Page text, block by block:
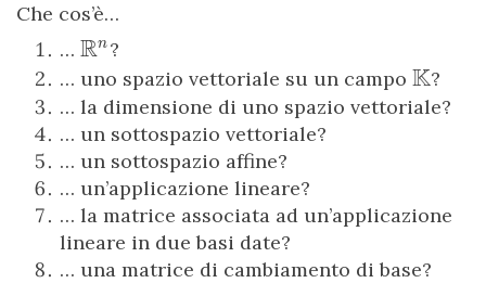
Che cos’è…
… \mathbb
R^n
Rn ?
… uno spazio vettoriale su un campo
K
K?
… la dimensione di uno spazio vettoriale?
… un sottospazio vettoriale?
… un sottospazio affine?
… un’applicazione lineare?
… la matrice associata ad un’applicazione
lineare in due basi date?
… una matrice di cambiamento di base?